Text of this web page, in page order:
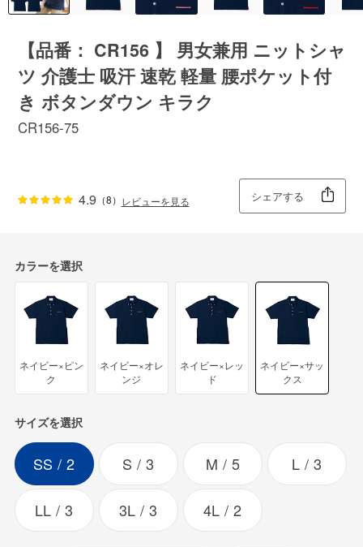
【品番： CR156 】 男女兼用 ニットシャ
ツ 介護士 吸汗 速乾 軽量 腰ポケット付
き ボタンダウン キラク
CR156-75
4.9 （8） レビューを見る シェアする
カラーを選択
ネイビー×ピン
ク
ネイビー×オレ
ンジ
ネイビー×レッ
ド
ネイビー×サッ
クス
サイズを選択
SS 2 S 3 M 5 L 3
LL 3 3L 3 4L 2